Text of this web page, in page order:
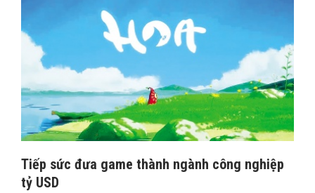
Tiếp sức đưa game thành ngành công nghiệp
tỷ USD